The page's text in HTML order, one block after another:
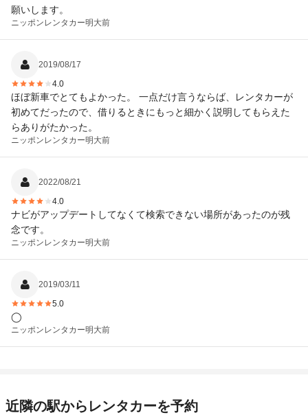
願いします。
ニッポンレンタカー明大前
2019/08/17
4.0
ほぼ新車でとてもよかった。 一点だけ言うならば、レンタカーが
初めてだったので、借りるときにもっと細かく説明してもらえた
らありがたかった。
ニッポンレンタカー明大前
2022/08/21
4.0
ナビがアップデートしてなくて検索できない場所があったのが残
念です。
ニッポンレンタカー明大前
2019/03/11
5.0
◯
ニッポンレンタカー明大前
近隣の駅からレンタカーを予約